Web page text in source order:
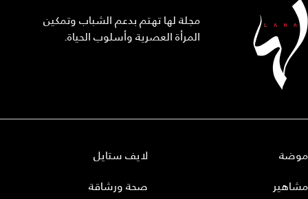
مجلة لها تهتم بدعم الشباب وتمكين
المرأة العصرية وأسلوب الحياة.
موضة
مشاهير
لايف ستايل
صحة ورشاقة